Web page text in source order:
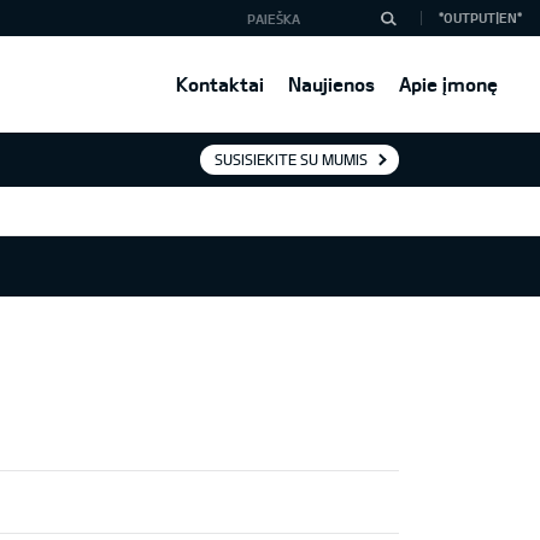
Kontaktai Naujienos Apie įmonę
*OUTPUT|EN*
SUSISIEKITE SU MUMIS